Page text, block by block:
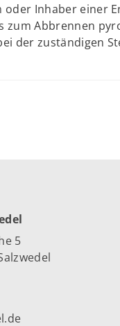
oder Inhaber einer
zum Abbrennen
der zuständigen
5